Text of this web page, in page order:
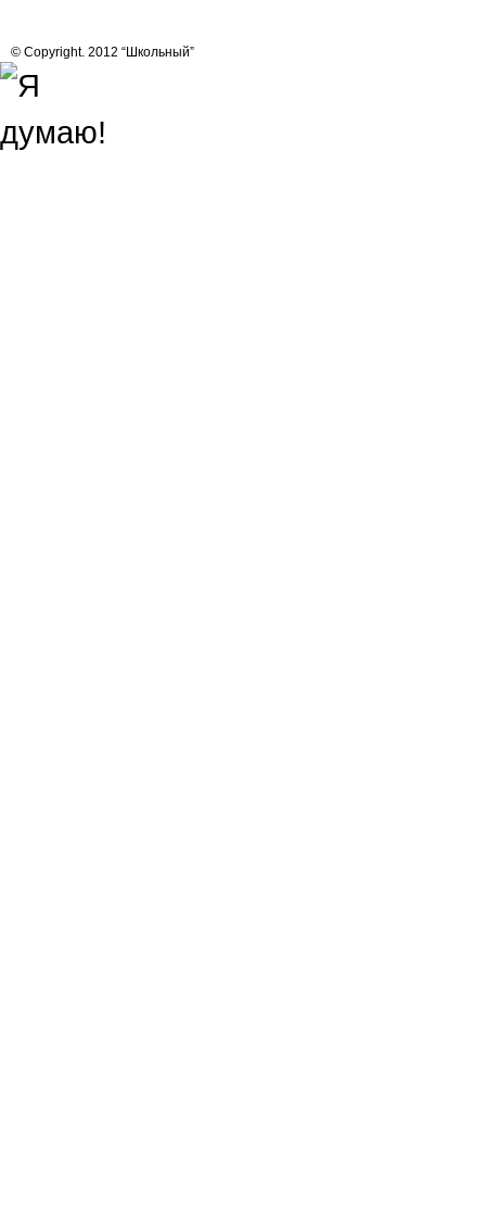
© Copyright. 2012 “Школьный”